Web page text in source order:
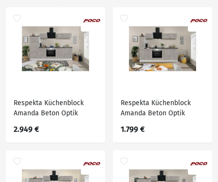
Respekta Küchenblock
Amanda Beton Optik
2.949 €
Respekta Küchenblock
Amanda Beton Optik
1.799 €